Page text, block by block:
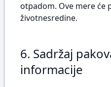
otpadom. Ove mere će
životnesredine.
6. Sadržaj
informacije